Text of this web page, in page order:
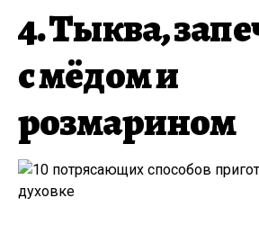
4. Тыква,
с мёдом и
розмарином